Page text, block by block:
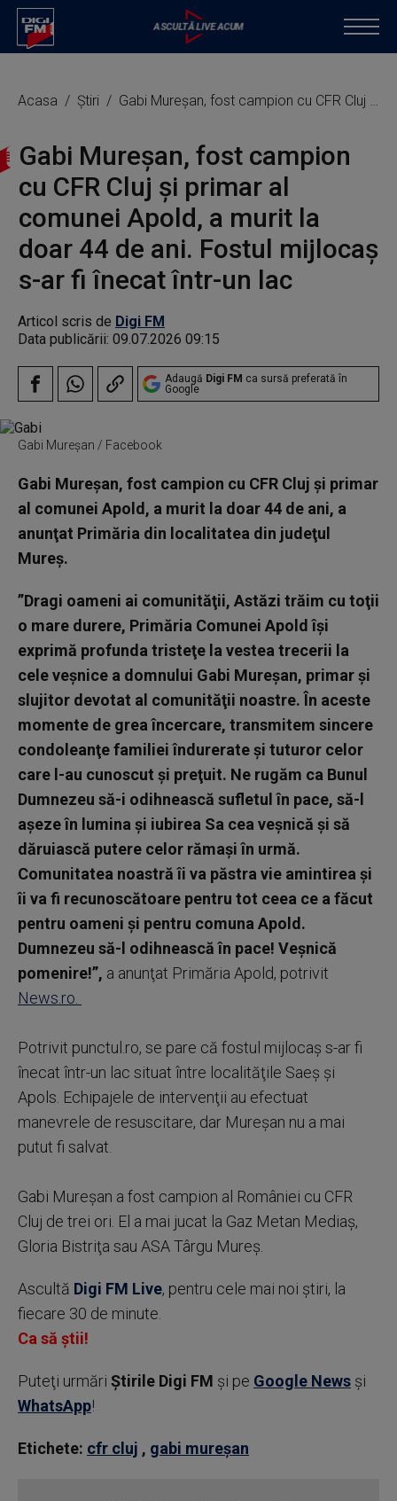
Acasa Știri Gabi Mureşan, fost campion cu CFR Cluj şi primar al comunei Apold, a murit la doar 44 de ani. Fostul mijlocaș s-ar fi înecat într-un lac
Gabi Mureşan, fost campion
cu CFR Cluj şi primar al
comunei Apold, a murit la
doar 44 de ani. Fostul mijlocaș
s-ar fi înecat într-un lac
Articol scris de Digi FM
Data publicării: 09.07.2026 09:15
Adaugă Digi FM ca sursă preferată în
Google
Gabi Mureşan / Facebook
Gabi Mureşan, fost campion cu CFR Cluj şi primar
al comunei Apold, a murit la doar 44 de ani, a
anunţat Primăria din localitatea din judeţul
Mureş.
”Dragi oameni ai comunităţii, Astăzi trăim cu toţii
o mare durere, Primăria Comunei Apold îşi
exprimă profunda tristeţe la vestea trecerii la
cele veşnice a domnului Gabi Mureşan, primar şi
slujitor devotat al comunităţii noastre. În aceste
momente de grea încercare, transmitem sincere
condoleanţe familiei îndurerate şi tuturor celor
care l-au cunoscut şi preţuit. Ne rugăm ca Bunul
Dumnezeu să-i odihnească sufletul în pace, să-l
aşeze în lumina şi iubirea Sa cea veşnică şi să
dăruiască putere celor rămaşi în urmă.
Comunitatea noastră îi va păstra vie amintirea şi
îi va fi recunoscătoare pentru tot ceea ce a făcut
pentru oameni şi pentru comuna Apold.
Dumnezeu să-l odihnească în pace! Veşnică
pomenire!”, a anunţat Primăria Apold, potrivit
News.ro.
Potrivit punctul.ro, se pare că fostul mijlocaş s-ar fi
înecat într-un lac situat între localităţile Saeş şi
Apols. Echipajele de intervenţii au efectuat
manevrele de resuscitare, dar Mureşan nu a mai
putut fi salvat.
Gabi Mureşan a fost campion al României cu CFR
Cluj de trei ori. El a mai jucat la Gaz Metan Mediaş,
Gloria Bistriţa sau ASA Târgu Mureş.
Ascultă Digi FM Live, pentru cele mai noi știri, la
fiecare 30 de minute.
Ca să știi!
Puteţi urmări Știrile Digi FM şi pe Google News şi
WhatsApp!
Etichete: cfr cluj , gabi mureşan